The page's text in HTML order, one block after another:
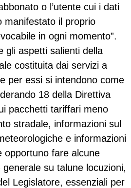
o l’utente cui i dati
manifestato il proprio
in ogni momento”.
gli aspetti salienti della
costituita dai servizi a
per essi si intendono come
18 della Direttiva
pacchetti tariffari meno
stradale, informazioni sul
e informazioni
opportuno fare alcune
su talune locuzioni,
Legislatore, essenziali per